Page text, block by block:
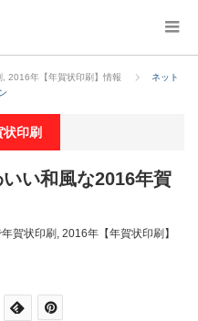
2016年【年賀状印刷】情報
ネット
印刷
い和風な2016年賀
賀状印刷 , 2016年【年賀状印刷】